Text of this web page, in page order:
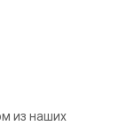
из наших